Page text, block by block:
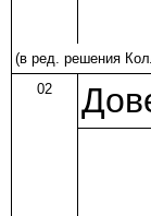
(в ред. решения
02